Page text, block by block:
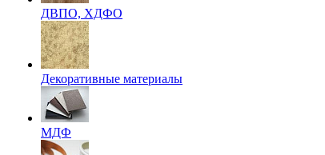
ДВПО, ХДФО
Декоративные материалы
МДФ